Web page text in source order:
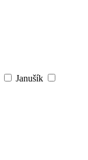
Janušík